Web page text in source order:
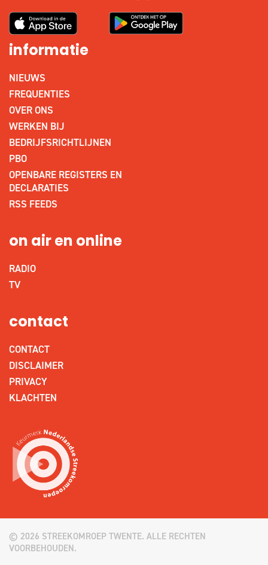
informatie
NIEUWS
FREQUENTIES
OVER ONS
WERKEN BIJ
BEDRIJFSRICHTLIJNEN
PBO
OPENBARE REGISTERS EN
DECLARATIES
RSS FEEDS
on air en online
RADIO
TV
contact
CONTACT
DISCLAIMER
PRIVACY
KLACHTEN
© 2026 STREEKOMROEP TWENTE. ALLE RECHTEN
VOORBEHOUDEN.